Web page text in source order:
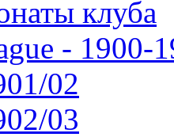
клуба
- 1900-
02
03